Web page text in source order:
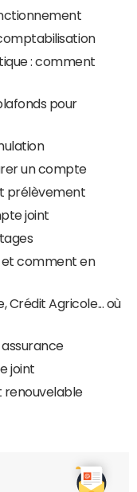
: comment
pour
un compte
prélèvement
joint
et comment en
Crédit Agricole... où
joint
renouvelable